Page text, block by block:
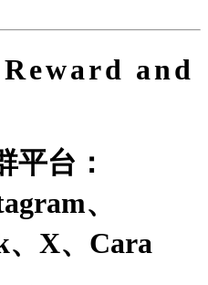
and
平台：
、
、X、Cara